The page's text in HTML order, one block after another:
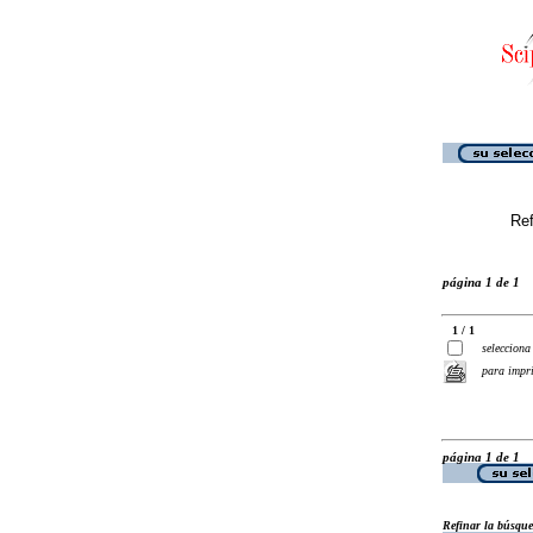
página 1 de 1
1 / 1
selecciona
para
página 1 de 1
Refinar la